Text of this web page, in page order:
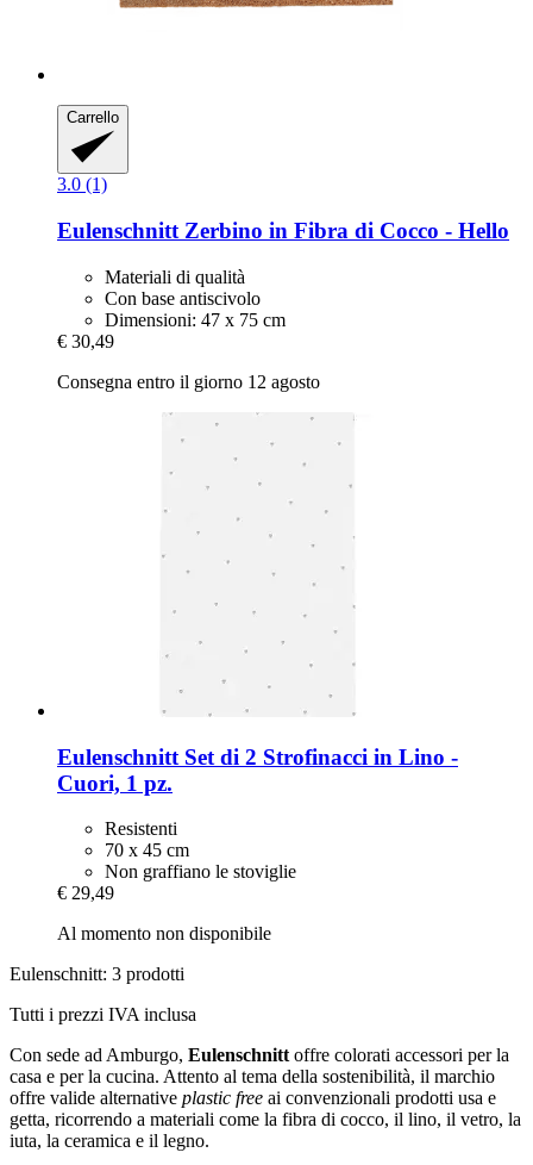
Carrello
3.0 (1)
Eulenschnitt Zerbino in Fibra di Cocco -​ Hello
Materiali di qualità
Con base antiscivolo
Dimensioni: 47 x 75 cm
€ 30,49
Consegna entro il giorno 12 agosto
Eulenschnitt Set di 2 Strofinacci in Lino -​
Cuori, 1 pz.
Resistenti
70 x 45 cm
Non graffiano le stoviglie
€ 29,49
Al momento non disponibile
Eulenschnitt: 3 prodotti
Tutti i prezzi IVA inclusa
Con sede ad Amburgo, Eulenschnitt offre colorati accessori per la
casa e per la cucina. Attento al tema della sostenibilità, il marchio
offre valide alternative plastic free ai convenzionali prodotti usa e
getta, ricorrendo a materiali come la fibra di cocco, il lino, il vetro, la
iuta, la ceramica e il legno.